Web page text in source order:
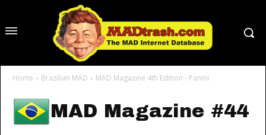
Home Brazilian MAD MAD Magazine 4th Edition - Panini
MAD Magazine #44